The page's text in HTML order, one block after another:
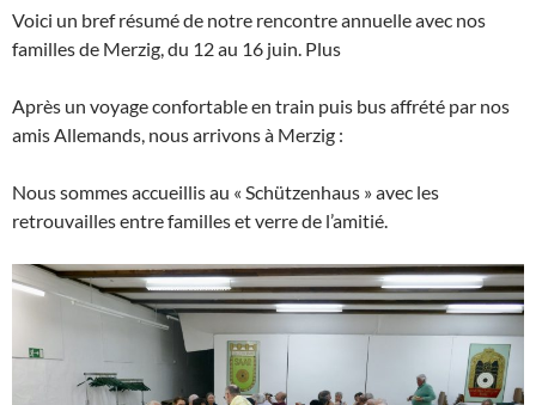
Voici un bref résumé de notre rencontre annuelle avec nos
familles de Merzig, du 12 au 16 juin. Plus
Après un voyage confortable en train puis bus affrété par nos
amis Allemands, nous arrivons à Merzig :
Nous sommes accueillis au « Schützenhaus » avec les
retrouvailles entre familles et verre de l’amitié.